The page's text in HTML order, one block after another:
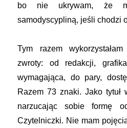
bo nie ukrywam, że
samodyscypliną, jeśli chodzi
Tym razem
zwroty: od redakcji,
wymagająca, do pary,
Razem 73 znaki. Jako tytuł
narzucając sobie formę
Czytelniczki. Nie mam